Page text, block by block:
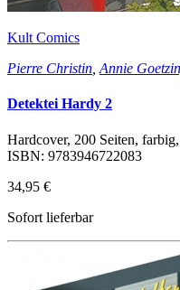
Kult Comics
Pierre Christin Annie
Detektei Hardy 2
Hardcover, 200 Seiten,
ISBN: 9783946722083
34,95 €
Sofort lieferbar